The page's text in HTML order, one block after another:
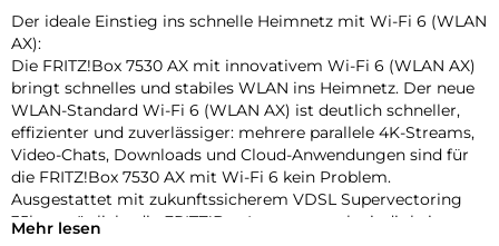
Der ideale Einstieg ins schnelle Heimnetz mit Wi-Fi 6 (WLAN
AX):
Die FRITZ!Box 7530 AX mit innovativem Wi-Fi 6 (WLAN AX)
bringt schnelles und stabiles WLAN ins Heimnetz. Der neue
WLAN-Standard Wi-Fi 6 (WLAN AX) ist deutlich schneller,
effizienter und zuverlässiger: mehrere parallele 4K-Streams,
Video-Chats, Downloads und Cloud-Anwendungen sind für
die FRITZ!Box 7530 AX mit Wi-Fi 6 kein Problem.
Ausgestattet mit zukunftssicherem VDSL Supervectoring
35b ermöglicht die FRITZ!Box Internetgeschwindigkeiten
Mehr lesen